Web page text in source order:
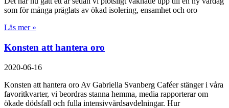
som för många präglats av ökad isolering, ensamhet och oro
Läs mer »
Konsten att hantera oro
2020-06-16
Konsten att hantera oro Av Gabriella Svanberg Caféer stänger i våra
favoritkvarter, vi beordras stanna hemma, media rapporterar om
ökade dödsfall och fulla intensivvårdsavdelningar. Hur